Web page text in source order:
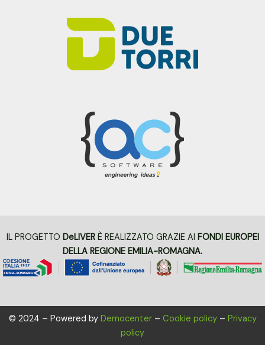
IL PROGETTO DeLIVERÈ REALIZZATO GRAZIE AI FONDI EUROPEI
DELLA REGIONE EMILIA-ROMAGNA.
© 2024 – Powered by Democenter– Cookie policy– Privacy
policy